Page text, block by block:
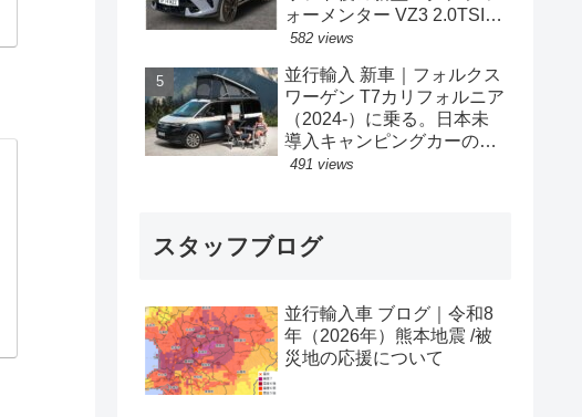
ォーメンター VZ3 2.0TSI
333PS 4Drive 7DSG 右ハン
582 views
並行輸入 新車｜フォルクス
ワーゲン T7カリフォルニア
（2024-）に乗る。日本未
導入キャンピングカーの概
要・スペック・価格の情
491 views
スタッフブログ
並行輸入車 ブログ｜令和8
年（2026年）熊本地震 /被
災地の応援について